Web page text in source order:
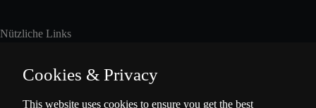
Nützliche Links
Cookies & Privacy
This website uses cookies to ensure you get the best